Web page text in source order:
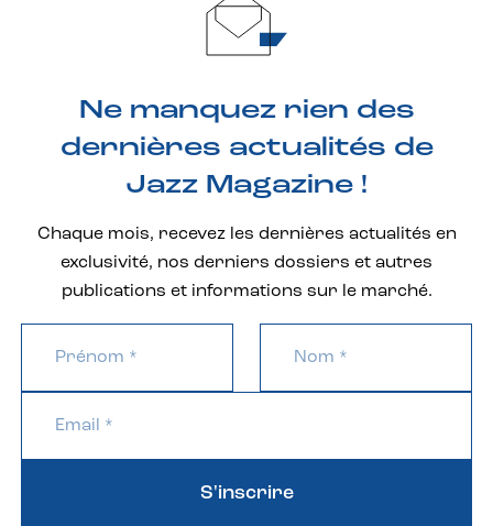
Ne manquez rien des
dernières actualités de
Jazz Magazine !
Chaque mois, recevez les dernières actualités en
exclusivité, nos derniers dossiers et autres
publications et informations sur le marché.
S'inscrire